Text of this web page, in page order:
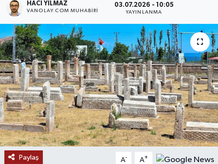
HACI YILMAZ
VANOLAY.COM MUHABIRI
03.07.2026 - 10:05
YAYINLANMA
Paylaş A- A+
RESMİ İLANLAR